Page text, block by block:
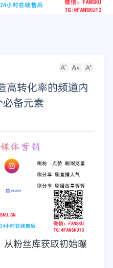
高转化率的频道内
备元素
从粉丝库获取初始曝